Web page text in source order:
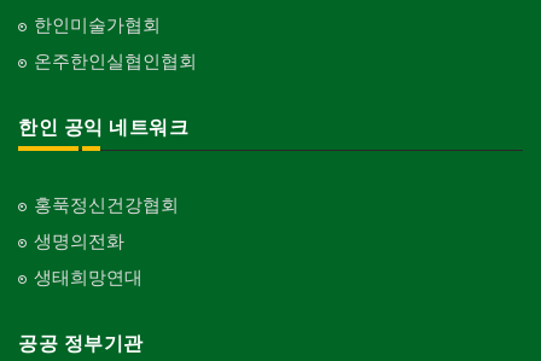
한인미술가협회
온주한인실협인협회
한인 공익 네트워크
홍푹정신건강협회
생명의전화
생태희망연대
공공 정부기관